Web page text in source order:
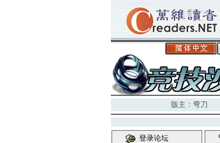
版主： 弯刀
登录论坛